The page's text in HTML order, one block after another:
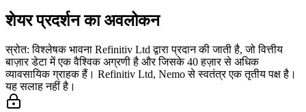
शेयर प्रदर्शन का अवलोकन
स्रोत: विश्लेषक भावना Refinitiv Ltd द्वारा प्रदान की जाती है, जो वित्तीय
बाज़ार डेटा में एक वैश्विक अग्रणी है और जिसके 40 हज़ार से अधिक
व्यावसायिक ग्राहक हैं। Refinitiv Ltd, Nemo से स्वतंत्र एक तृतीय पक्ष है।
यह सलाह नहीं है।